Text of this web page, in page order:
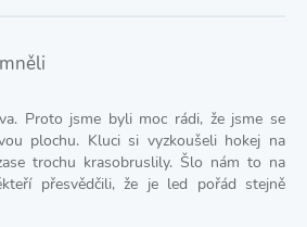
Proto jsme byli moc rádi, že jsme se
plochu. Kluci si vyzkoušeli hokej na
trochu krasobruslily. Šlo nám to na
přesvědčili, že je led pořád stejně